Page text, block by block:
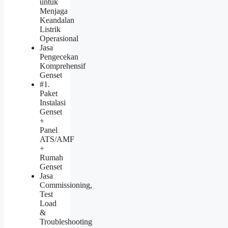
untuk
Menjaga
Keandalan
Listrik
Operasional
Jasa
Pengecekan
Komprehensif
Genset
#1.
Paket
Instalasi
Genset
+
Panel
ATS/AMF
+
Rumah
Genset
Jasa
Commissioning,
Test
Load
&
Troubleshooting